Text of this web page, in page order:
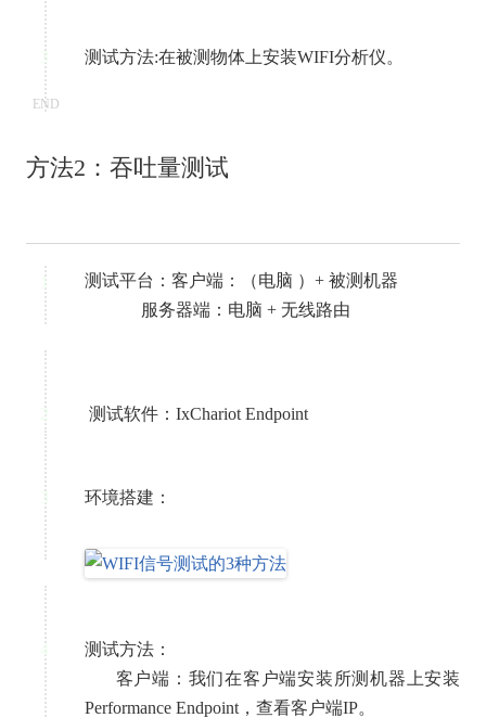
3 测试方法:在被测物体上安装WIFI分析仪。
END
方法2：吞吐量测试
1
测试平台：客户端：（电脑 ）+ 被测机器
服务器端：电脑 + 无线路由
2 测试软件：IxChariot Endpoint
3 环境搭建：
4
测试方法：
客户端：我们在客户端安装所测机器上安装
Performance Endpoint，查看客户端IP。